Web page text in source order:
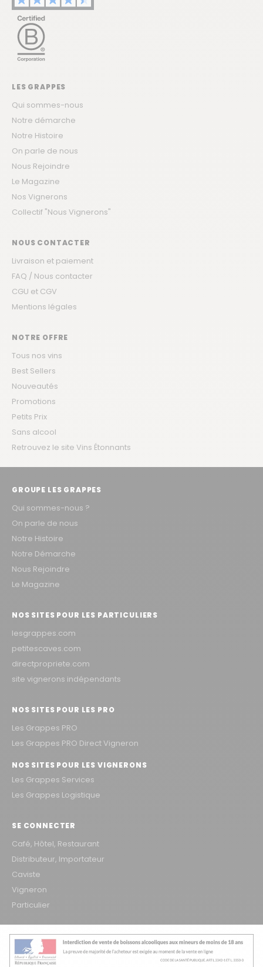
LES GRAPPES
Qui sommes-nous
Notre démarche
Notre Histoire
On parle de nous
Nous Rejoindre
Le Magazine
Nos Vignerons
Collectif "Nous Vignerons"
NOUS CONTACTER
Livraison et paiement
FAQ / Nous contacter
CGU et CGV
Mentions légales
NOTRE OFFRE
Tous nos vins
Best Sellers
Nouveautés
Promotions
Petits Prix
Sans alcool
Retrouvez le site Vins Étonnants
GROUPE LES GRAPPES
Qui sommes-nous ?
On parle de nous
Notre Histoire
Notre Démarche
Nous Rejoindre
Le Magazine
NOS SITES POUR LES PARTICULIERS
lesgrappes.com
petitescaves.com
directpropriete.com
site vignerons indépendants
NOS SITES POUR LES PRO
Les Grappes PRO
Les Grappes PRO Direct Vigneron
NOS SITES POUR LES VIGNERONS
Les Grappes Services
Les Grappes Logistique
SE CONNECTER
Café, Hôtel, Restaurant
Distributeur, Importateur
Caviste
Vigneron
Particulier